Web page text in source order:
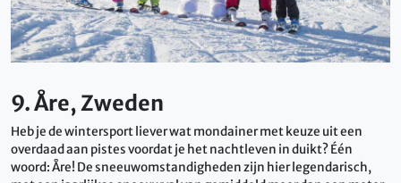
9. Åre, Zweden
Heb je de wintersport liever wat mondainer met keuze uit een
overdaad aan pistes voordat je het nachtleven in duikt? Één
woord: Åre! De sneeuwomstandigheden zijn hier legendarisch,